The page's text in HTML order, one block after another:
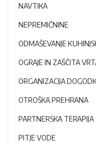
NAVTIKA
NEPREMIČNINE
ODMAŠEVANJE
OGRAJE IN ZAŠČITA
ORGANIZACIJA
OTROŠKA PREHRANA
PARTNERSKA TERAPIJA
PITJE VODE